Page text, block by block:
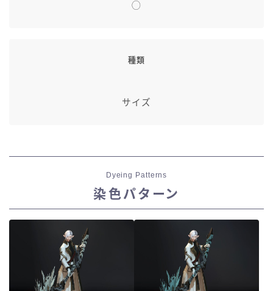
◯
種類
サイズ
Dyeing Patterns
染色パターン